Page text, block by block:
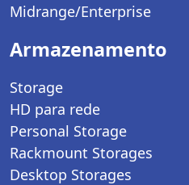
Midrange/Enterprise
Armazenamento
Storage
HD para rede
Personal Storage
Rackmount Storages
Desktop Storages